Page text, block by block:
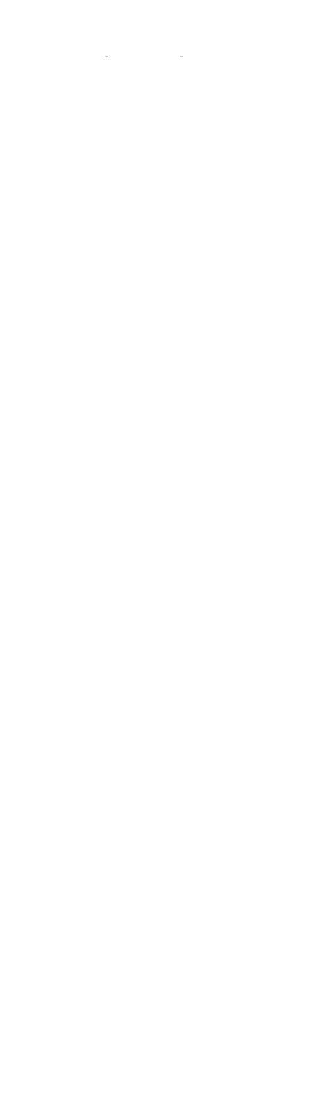
- -